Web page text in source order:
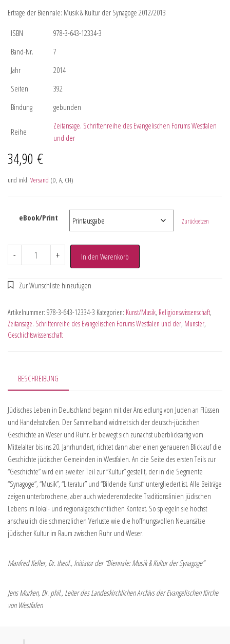
Erträge der Biennale: Musik & Kultur der Synagoge 2012/2013
ISBN
978-3-643-12334-3
Band-Nr.
7
Jahr
2014
Seiten
392
Bindung
gebunden
Reihe
Zeitansage. Schriftenreihe des Evangelischen Forums Westfalen
und der
34,90 €
und inkl. Versand (D, A, CH)
eBook/Print Zurücksetzen
- + In den Warenkorb
Artikelnummer: 978-3-643-12334-3 Kategorien: Kunst/Musik, Religionswissenschaft,
Zeitansage. Schriftenreihe des Evangelischen Forums Westfalen und der, Münster,
Geschichtswissenschaft
BESCHREIBUNG
Jüdisches Leben in Deutschland begann mit der Ansiedlung von Juden an Flüssen
und Handelsstraßen. Der Sammelband widmet sich der deutsch-jüdischen
Geschichte an Weser und Ruhr. Er bewegt sich zunächst überblicksartig vom
Mittelalter bis ins 20. Jahrhundert, richtet dann aber einen genaueren Blick auf die
Geschichte jüdischer Gemeinden in Westfalen. An die Seite des ersten Teils zur
“Geschichte” wird ein zweiter Teil zur “Kultur” gestellt, der in die Segmente
“Synagoge”, “Musik”, “Literatur” und “Bildende Kunst” untergliedert ist. Alle Beiträge
zeigen unterbrochene, aber auch wiederentdeckte Traditionslinien jüdischen
Lebens im lokal- und regionalgeschichtlichen Kontext. So spiegeln sie höchst
anschaulich die schmerzlichen Verluste wie die hoffnungsvollen Neuansätze
jüdischer Kultur im Raum zwischen Ruhr und Weser.
Manfred Keller, Dr. theol., Initiator der “Biennale: Musik & Kultur der Synagoge”
Jens Murken, Dr. phil., Leiter des Landeskirchlichen Archivs der Evangelischen Kirche
von Westfalen